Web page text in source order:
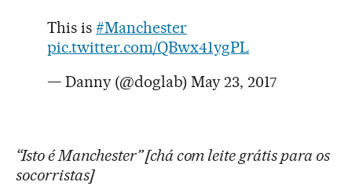
This is #Manchester
pic.twitter.com/QBwx41ygPL
— Danny (@doglab) May 23, 2017
“Isto é Manchester” [chá com leite grátis para os
socorristas]